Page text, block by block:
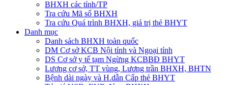
BHXH các tỉnh/TP
Tra cứu Mã số BHXH
Tra cứu Quá trình BHXH, giá trị thẻ BHYT
Danh mục
Danh sách BHXH toàn quốc
DM Cơ sở KCB Nội tỉnh và Ngoại tỉnh
DS Cơ sở y tế tạm Ngừng KCBBĐ BHYT
Lương cơ sở, TT vùng, Lương trần BHXH, BHTN
Bệnh dài ngày và H.dẫn Cấp thẻ BHYT